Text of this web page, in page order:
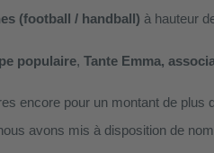
(football / handball) à hauteur
populaire, Tante Emma,
encore pour un montant de plus
avons mis à disposition de